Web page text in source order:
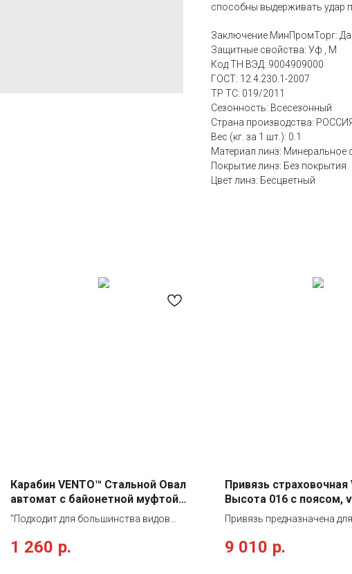
способны выдерживать удар
Заключение МинПромТорг: Да
Защитные свойства: Уф , М
Код ТН ВЭД: 9004909000
ГОСТ: 12.4.230.1-2007
ТР ТС: 019/2011
Сезонность: Всесезонный
Страна производства:
Вес (кг. за 1 шт.): 0.1
Материал линз: Минеральное
Покрытие линз: Без покрытия
Цвет линз: Бесцветный
Карабин VENTO™ Стальной Овал
автомат с байонетной муфтой
keylock, vpro 0010/vnt1010
"Подходит для большинства видов
блок-роликов с неразъемными
1 260 р.
Привязь страховочная
Высота 016 с поясом,
Привязь предназначена
выполнения работ в
9 010 р.